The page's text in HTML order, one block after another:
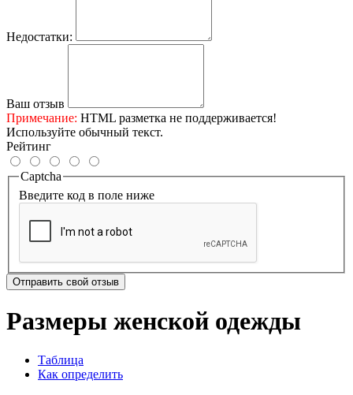
Недостатки:
Ваш отзыв
Примечание: HTML разметка не поддерживается!
Используйте обычный текст.
Рейтинг
Captcha
Введите код в поле ниже
Отправить свой отзыв
Размеры женской одежды
Таблица
Как определить